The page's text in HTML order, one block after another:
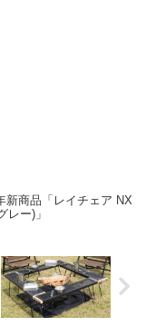
新商品「レイチェア NX
レー)」